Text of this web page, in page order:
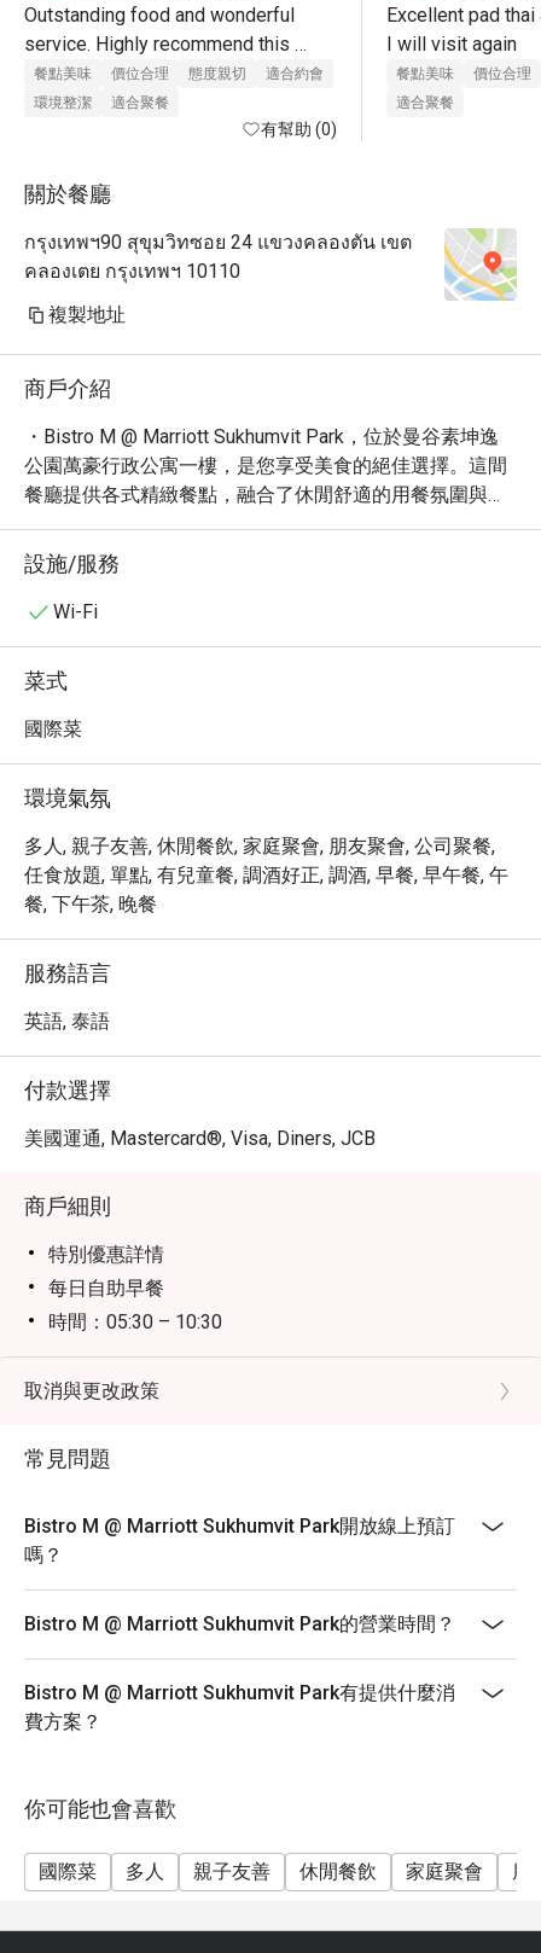
Outstanding food and wonderful
service. Highly recommend this
restaurant!
餐點美味 價位合理 態度親切
適合約會
環境整潔
適合聚餐
有幫助 (0)
Excellent pad
I will visit again
餐點美味
價位合理
適合聚餐
關於餐廳
กรุงเทพฯ90 สุขุมวิทซอย 24 แขวงคลองตัน เขต
คลองเตย กรุงเทพฯ 10110
複製地址
商戶介紹
・Bistro M @ Marriott Sukhumvit Park，位於曼谷素坤逸
公園萬豪行政公寓一樓，是您享受美食的絕佳選擇。這間
餐廳提供各式精緻餐點，融合了休閒舒適的用餐氛圍與友
善熱情的服務，讓您在這裡度過愉快的時光。
・Bistro M 提供豐盛的餐飲選擇，從豐盛的早餐、早午
餐，到精緻的午餐與晚餐，都能滿足您的味蕾。菜單包含
各式小菜、新鮮的沙拉吧，以及各式精心調製的咖啡、烈
需求。
・透過 Eatigo 預訂 Bistro M @ Marriott Sukhumvit Park，
即可享有最高 5 折的獨家優惠，讓您以更超值的價格，盡
設施/服務
Wi-Fi
菜式
國際菜
環境氣氛
多人, 親子友善, 休閒餐飲, 家庭聚會, 朋友聚會, 公司聚餐,
任食放題, 單點, 有兒童餐, 調酒好正, 調酒, 早餐, 早午餐, 午
餐, 下午茶, 晚餐
服務語言
英語, 泰語
付款選擇
美國運通, Mastercard®, Visa, Diners, JCB
商戶細則
特別優惠詳情
每日自助早餐
時間：05:30 – 10:30
價錢：550++
小童價錢：0-5歲：免費 6-12歲：半價 * 散點菜單全日
取消與更改政策
常見問題
Bistro M @ Marriott Sukhumvit Park開放線上預訂
嗎？
Bistro M @ Marriott Sukhumvit Park的營業時間？
Bistro M @ Marriott Sukhumvit Park有提供什麼消
費方案？
你可能也會喜歡
國際菜 多人 親子友善 休閒餐飲 家庭聚會 朋